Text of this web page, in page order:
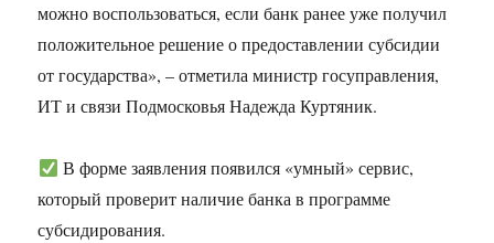
можно воспользоваться, если банк ранее уже получил
положительное решение о предоставлении субсидии
от государства», – отметила министр госуправления,
ИТ и связи Подмосковья Надежда Куртяник.
В форме заявления появился «умный» сервис,
который проверит наличие банка в программе
субсидирования.